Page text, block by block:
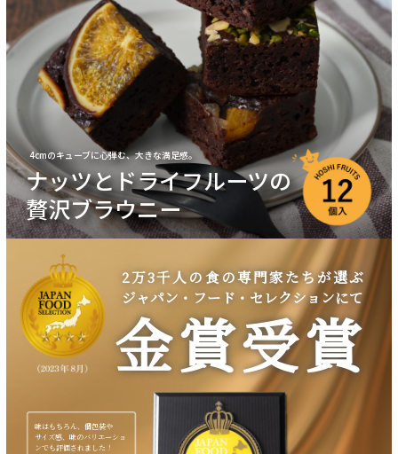
ナッツとドライフルーツの
贅沢ブラウニー
金賞受賞
2万3千人の食の専門家たちが選ぶ
ジャパン・フード・セレクションにて
味はもちろん、個包装や
サイズ感、味のバリエーショ
ンでも評価されました！